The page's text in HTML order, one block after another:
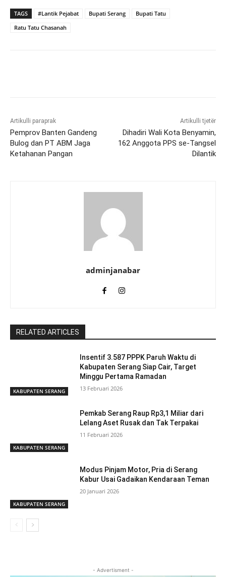
TAGS #Lantik Pejabat Bupati Serang
Bupati Tatu
Ratu Tatu Chasanah
Artikulli paraprak
Pemprov Banten Gandeng
Bulog dan PT ABM Jaga
Ketahanan Pangan
Artikulli tjetër
Dihadiri Wali Kota Benyamin,
162 Anggota PPS se-Tangsel
Dilantik
adminjanabar
RELATED ARTICLES
KABUPATEN SERANG
Insentif 3.587 PPPK Paruh Waktu di
Kabupaten Serang Siap Cair, Target
Minggu Pertama Ramadan
13 Februari 2026
KABUPATEN SERANG
Pemkab Serang Raup Rp3,1 Miliar dari
Lelang Aset Rusak dan Tak Terpakai
11 Februari 2026
KABUPATEN SERANG
Modus Pinjam Motor, Pria di Serang
Kabur Usai Gadaikan Kendaraan Teman
20 Januari 2026
- Advertisment -